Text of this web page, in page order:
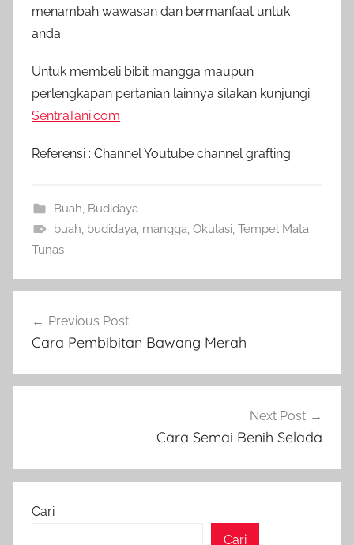
menambah wawasan dan bermanfaat untuk
anda.
Untuk membeli bibit mangga maupun
perlengkapan pertanian lainnya silakan kunjungi
SentraTani.com
Referensi : Channel Youtube channel grafting
Buah, Budidaya
buah, budidaya, mangga, Okulasi, Tempel Mata
Tunas
pos
Previous Post
Cara Pembibitan Bawang Merah
Next Post
Cara Semai Benih Selada
Cari
Cari